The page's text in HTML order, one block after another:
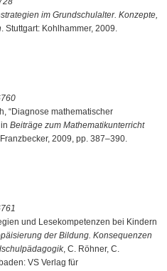
im Grundschulalter. Konzepte,
. Stuttgart: Kohlhammer, 2009.
“Diagnose mathematischer
Beiträge zum Mathematikunterricht
2009, pp. 387–390.
und Lesekompetenzen bei Kindern
der Bildung. Konsequenzen
, C. Röhner, C.
VS Verlag für